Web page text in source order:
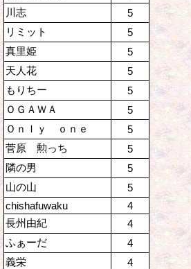
川志
5
リミット
5
真里姫
5
天人花
5
もりちー
5
ＯＧＡＷＡ
5
Ｏｎｌｙ ｏｎｅ
5
菅原 勲っち
5
隣の男
5
山の山
5
chishafuwaku
4
長州由紀
4
ふぁーだ
4
義栄
4